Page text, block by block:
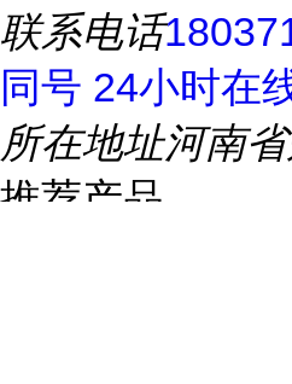
联系电话
同号 24小时在
所在地址河南
推荐产品